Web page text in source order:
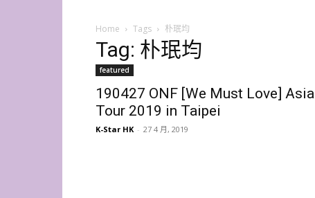
Home Tags 朴珉均
Tag: 朴珉均
featured
190427 ONF [We Must Love] Asia
Tour 2019 in Taipei
K-Star HK - 27 4 月, 2019